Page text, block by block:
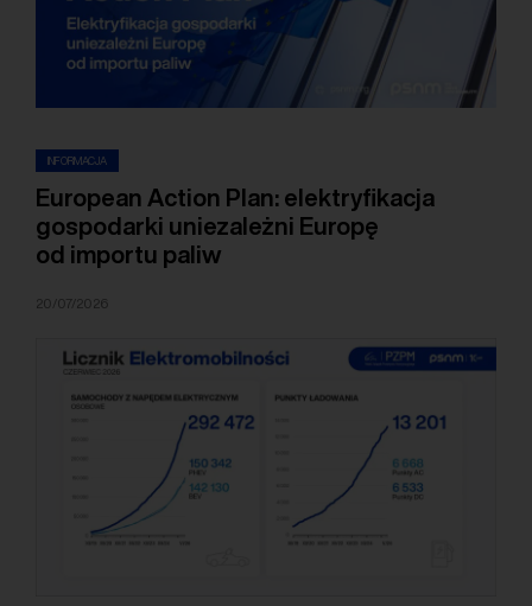
INFORMACJA
European Action Plan: elektryfikacja
gospodarki uniezależni Europę
od importu paliw
20/07/2026